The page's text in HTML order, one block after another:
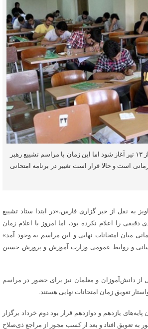
قرار بود امتحانات نهایی از ۱۳ تیر آغاز شود اما این زمان با مراسم تشییع رهبر
است و حالا قرار است تغییر در برنامه امتحانی
به نقل از خبر گزاری فارس،«در ابتدا ستاد تشییع
دقیقی را اعلام نکرده بود، اما امروز با اعلام زمان
میان امتحانات نهایی و این مراسم به وجود آمد»
و روابط عمومی وزارت آموزش و پرورش حسین
دانش‌آموزان و معلمان نیز برای حضور در مراسم
تعویق زمان امتحانات نهایی هستند.
یازدهم و دوازدهم قرار بود دوم خرداد برگزار
به تعویق افتاد و بعد از کسب مجوز از مراجع ذی‌صلاح